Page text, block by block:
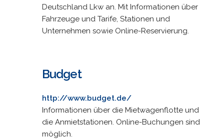
Deutschland Lkw an. Mit Informationen über
Fahrzeuge und Tarife, Stationen und
Unternehmen sowie Online-Reservierung.
Budget
http://www.budget.de/
Informationen über die Mietwagenflotte und
die Anmietstationen. Online-Buchungen sind
möglich.